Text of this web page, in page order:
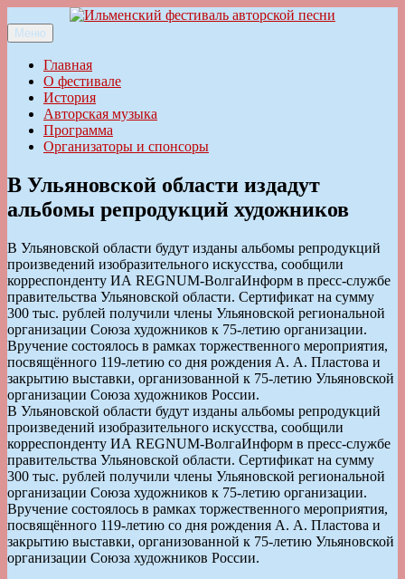
к
содержимому
Ильменский фестиваль авторской песни
Меню
Главная
О фестивале
История
Авторская музыка
Программа
Организаторы и спонсоры
В Ульяновской области издадут
альбомы репродукций художников
В Ульяновской области будут изданы альбомы репродукций
произведений изобразительного искусства, сообщили
корреспонденту ИА REGNUM-ВолгаИнформ в пресс-службе
правительства Ульяновской области. Сертификат на сумму
300 тыс. рублей получили члены Ульяновской региональной
организации Союза художников к 75-летию организации.
Вручение состоялось в рамках торжественного мероприятия,
посвящённого 119-летию со дня рождения А. А. Пластова и
закрытию выставки, организованной к 75-летию Ульяновской
организации Союза художников России.
В Ульяновской области будут изданы альбомы репродукций
произведений изобразительного искусства, сообщили
корреспонденту ИА REGNUM-ВолгаИнформ в пресс-службе
правительства Ульяновской области. Сертификат на сумму
300 тыс. рублей получили члены Ульяновской региональной
организации Союза художников к 75-летию организации.
Вручение состоялось в рамках торжественного мероприятия,
посвящённого 119-летию со дня рождения А. А. Пластова и
закрытию выставки, организованной к 75-летию Ульяновской
организации Союза художников России.